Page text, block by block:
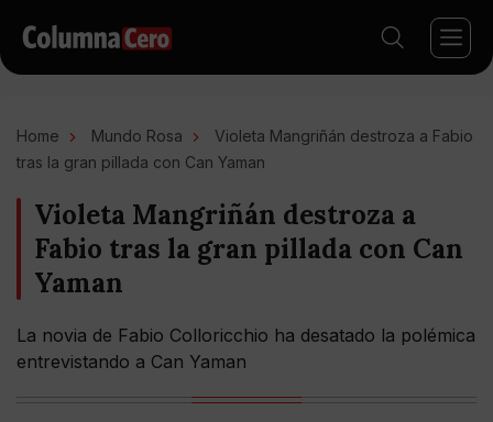
Home Mundo Rosa
Violeta Mangriñán destroza a Fabio
tras la gran pillada con Can Yaman
Violeta Mangriñán destroza a
Fabio tras la gran pillada con Can
Yaman
La novia de Fabio Colloricchio ha desatado la polémica
entrevistando a Can Yaman